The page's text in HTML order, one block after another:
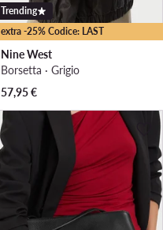
extra -25% Codice: LAST
Trending
Nine West
Borsetta · Grigio
57,95€